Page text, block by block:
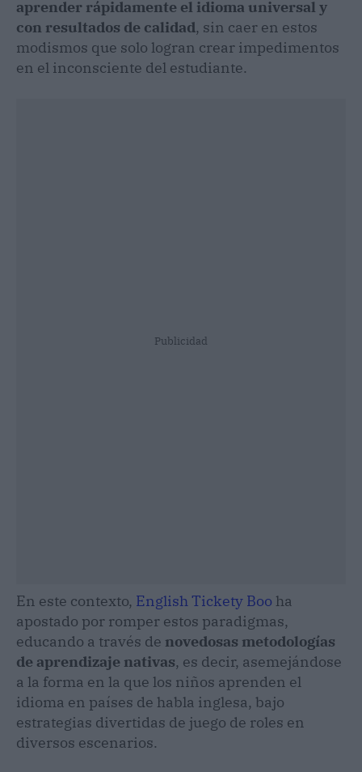
aprender rápidamente el idioma universal y
con resultados de calidad, sin caer en estos
modismos que solo logran crear impedimentos
en el inconsciente del estudiante.
Publicidad
En este contexto, English Tickety Boo ha
apostado por romper estos paradigmas,
educando a través de novedosas metodologías
de aprendizaje nativas, es decir, asemejándose
a la forma en la que los niños aprenden el
idioma en países de habla inglesa, bajo
estrategias divertidas de juego de roles en
diversos escenarios.